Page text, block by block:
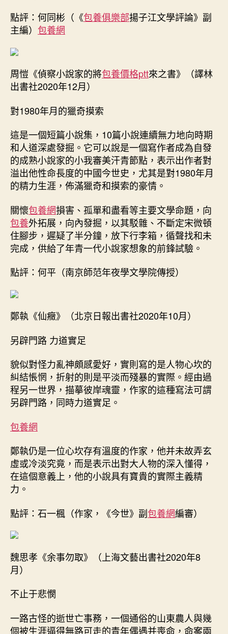
點評：何同彬（《包養俱樂部揚子江文學評論》副
主編） 包養網
周愷《偵察小說家的將包養價格ptt來之書》（譯林
出書社2020年12月）
對1980年月的獵奇摸索
這是一個短篇小說集，10篇小說連續無力地向時期
和人道深處發掘。它可以說是一個寫作者成為自發
的成熟小說家的小我審美汗青節點，表示出作者對
溢出他性命長度的中國今世史，尤其是對1980年月
的精力生涯，佈滿獵奇和摸索的豪情。
關懷包養網損害、孤單和盡看等主要文學命題，向
包養外拓展，向內發掘，以其駁雜、不斷定宋微頓
住腳步，遲疑了半分鐘，放下行李箱，循聲找和未
完成，供給了年青一代小說家想象的前鋒試驗。
點評：何平（南京師范年夜學文學院傳授）
鄭執《仙癥》（北京日報出書社2020年10月）
另辟門路 力道實足
貌似對怪力亂神頗感愛好，實則寫的是人物心坎的
糾結悵惘，折射的則是平淡而殘暴的實際。經由過
程另一世界，描摹彼岸魂靈，作家的這種寫法可謂
另辟門路，同時力道實足。
包養網
鄭執仍是一位心坎存有溫度的作家，他并未故弄玄
虛或冷淡究竟，而是表示出對大人物的深入懂得，
在這個意義上，他的小說具有寶貴的實際主義精
力。
點評：石一楓（作家，《今世》副包養網編審）
魏思孝《余事勿取》（上海文藝出書社2020年8
月）
不止于悲憫
一路古怪的逝世亡事務，一個通俗的山東農人與幾
個被生涯逼得無路可走的青年偶遇并喪命，命案兩